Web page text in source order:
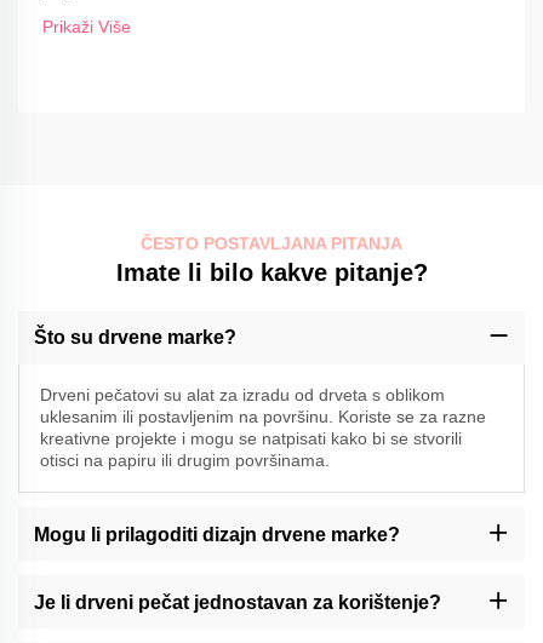
Prikaži Više
ČESTO POSTAVLJANA PITANJA
Imate li bilo kakve pitanje?
Što su drvene marke?
Drveni pečatovi su alat za izradu od drveta s oblikom
uklesanim ili postavljenim na površinu. Koriste se za razne
kreativne projekte i mogu se natpisati kako bi se stvorili
otisci na papiru ili drugim površinama.
Mogu li prilagoditi dizajn drvene marke?
maraka. Molimo vas da kontaktirate našu podršku ili provjerite
našu web stranicu za dostupne usluge prilagođavanja.
Je li drveni pečat jednostavan za korištenje?